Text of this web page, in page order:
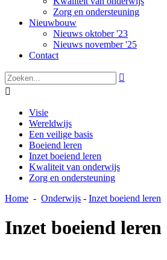
Zorg en ondersteuning
Nieuwbouw
Nieuws oktober '23
Nieuws november '25
Contact


Visie
Wereldwijs
Een veilige basis
Boeiend leren
Inzet boeiend leren
Kwaliteit van onderwijs
Zorg en ondersteuning
Home - Onderwijs - Inzet boeiend leren
Inzet boeiend leren